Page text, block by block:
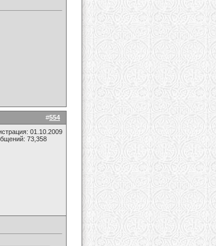
#554
01.10.2009
73,358